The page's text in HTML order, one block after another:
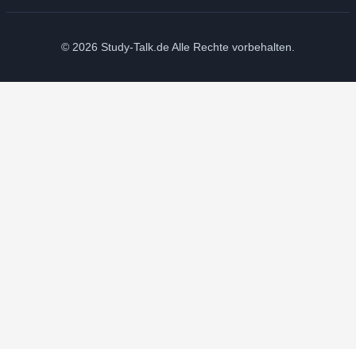
© 2026 Study-Talk.de Alle Rechte vorbehalten.